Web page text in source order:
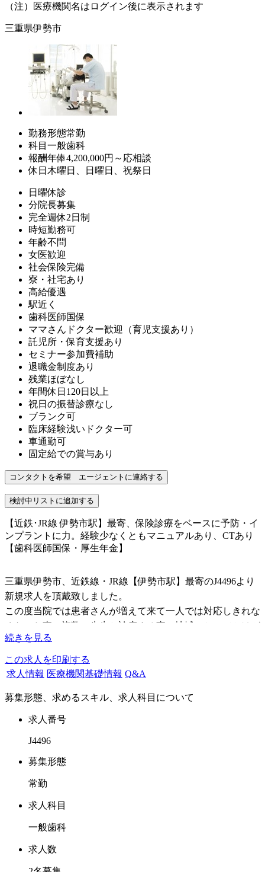
（注）医療機関名はログイン後に表示されます
三重県伊勢市
勤務形態常勤
科目 一般歯科
報酬年俸4,200,000円～応相談
休日 木曜日、日曜日、祝祭日
日曜休診
分院長募集
完全週休2日制
時短勤務可
年齢不問
女医歓迎
社会保険完備
寮・社宅あり
高給優遇
駅近く
歯科医師国保
ママさんドクター歓迎（育児支援あり）
託児所・保育支援あり
セミナー参加費補助
退職金制度あり
残業ほぼなし
年間休日120日以上
祝日の振替診療なし
ブランク可
臨床経験浅いドクター可
車通勤可
固定給での賞与あり
【近鉄･JR線 伊勢市駅】最寄、保険診療をベースに予防・イ
ンプラントに力。経験少なくともマニュアルあり、CTあり
【歯科医師国保・厚生年金】
三重県伊勢市、近鉄線・JR線【伊勢市駅】最寄のJ4496より
新規求人を頂戴致しました。
この度当院では患者さんが増えて来て一人では対応しきれな
くなった事、複数の先生と診療する事で地域にとってかけが
いのない医院になりたいと思う事、自分より若い先生と熱意
を持って仕事をしてみたいと思った事などが求人の理由で
す。
医院概要は予防とコミュニケーションに力を入れています。
また滅菌など感染対策も高レベルで行なえていると自負して
歯科用CTなど各種設備、器機も揃っています。
経験が少なくても各種マニュアルが整っているのでそれに基
外部講師による院内セミナーも定期的に行なっています。
挨拶のしっかり出来る方。
患者さんやスタッフとコミュニケーションを取れる先生を希
続きを見る
この求人を印刷する
求人情報 医療機関基礎情報 Q&A
募集形態、求めるスキル、求人科目について
求人番号
J4496
募集形態
常勤
求人科目
一般歯科
求人数